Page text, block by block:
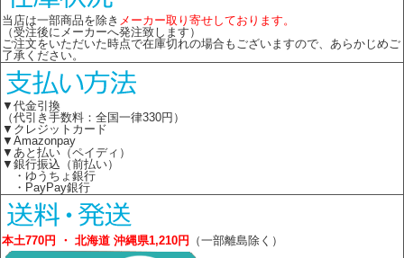
当店は一部商品を除き メーカー取り寄せしております。
（受注後にメーカーへ発注致します）
ご注文をいただいた時点で在庫切れの場合もございますので、あらかじめご
了承ください。
▼代金引換
（代引き手数料：全国一律330円）
▼クレジットカード
▼Amazonpay
▼あと払い（ペイディ）
▼銀行振込（前払い）
・ゆうちょ銀行
・PayPay銀行
本土770円 ・ 北海道 沖縄県1,210円 （一部離島除く）